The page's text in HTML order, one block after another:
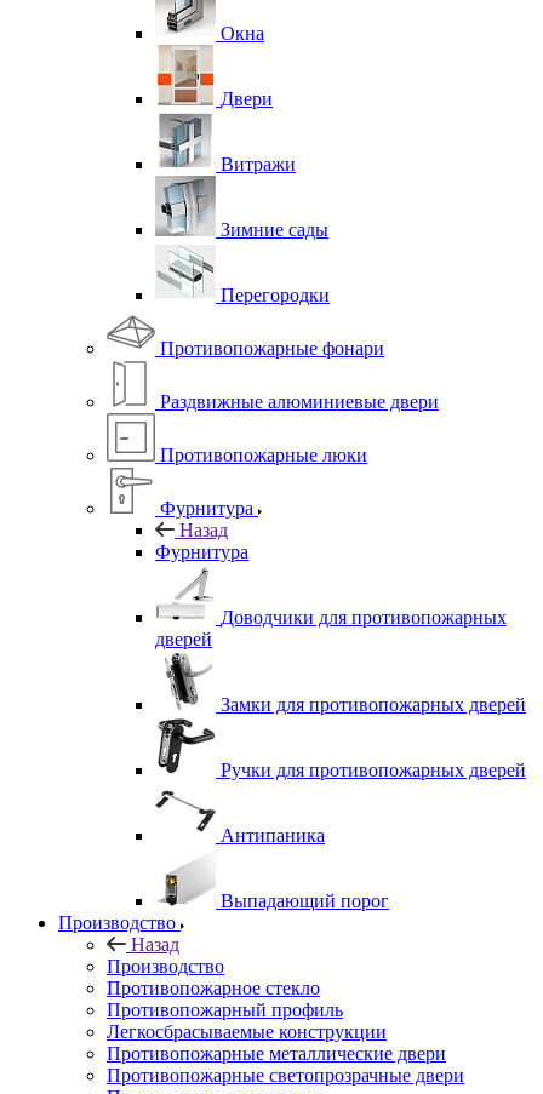
Окна
Двери
Витражи
Зимние сады
Перегородки
Противопожарные фонари
Раздвижные алюминиевые двери
Противопожарные люки
Фурнитура
Назад
Фурнитура
Доводчики для противопожарных
дверей
Замки для противопожарных дверей
Ручки для противопожарных дверей
Антипаника
Выпадающий порог
Производство
Назад
Производство
Противопожарное стекло
Противопожарный профиль
Легкосбрасываемые конструкции
Противопожарные металлические двери
Противопожарные светопрозрачные двери